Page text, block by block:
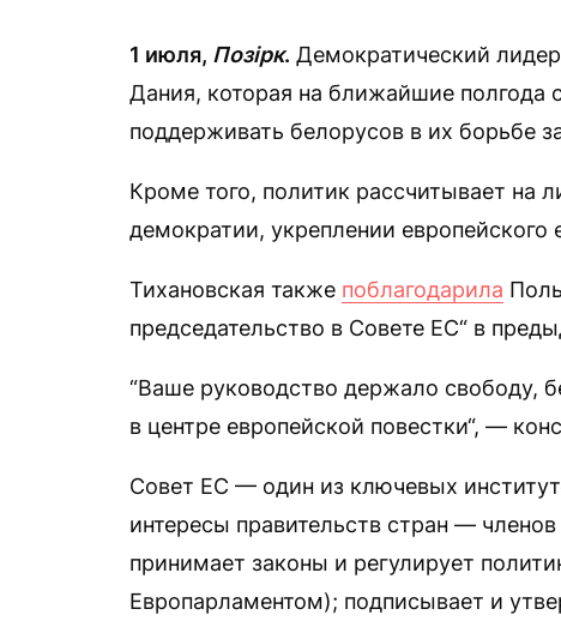
1 июля, Позірк. Демократический
Дания, которая на ближайшие полгода
поддерживать белорусов в их борьбе
Кроме того, политик рассчитывает на
демократии, укреплении европейского
Тихановская также поблагодарила
председательство в Совете ЕС“ в
“Ваше руководство держало свободу,
в центре европейской повестки“, —
Совет ЕС — один из ключевых
интересы правительств стран —
принимает законы и регулирует
Европарламентом); подписывает и